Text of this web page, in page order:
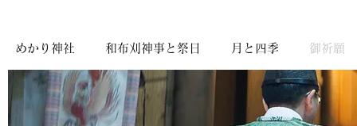
めかり神社 和布刈神事と祭日 月と四季 御祈願